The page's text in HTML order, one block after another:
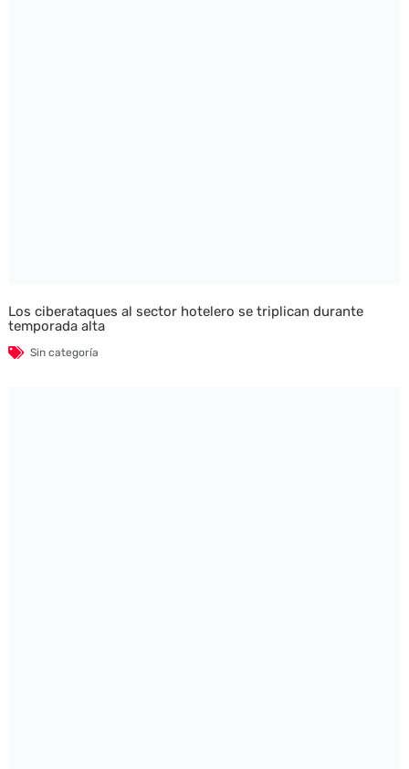
Los ciberataques al sector hotelero se triplican durante
temporada alta
Sin categoría